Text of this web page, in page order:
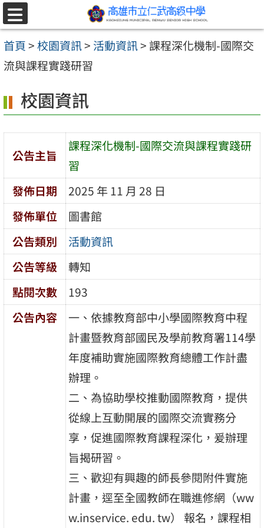
跳至主要內容區
選
單
首頁>校園資訊> 活動資訊>課程深化機制-國際交
流與課程實踐研習
校園資訊
公告主旨
課程深化機制-國際交流與課程實踐研
習
發佈日期
2025 年 11 月 28 日
發佈單位
圖書館
公告類別
活動資訊
公告等級
轉知
點閱次數
193
公告內容
一、依據教育部中小學國際教育中程
計畫暨教育部國民及學前教育署114學
年度補助實施國際教育總體工作計盡
辦理。
二、為協助學校推動國際教育，提供
從線上互動開展的國際交流實務分
享，促進國際教育課程深化，爰辦理
旨揭研習。
三、歡迎有興趣的師長參閱附件實施
計畫，逕至全國教師在職進修網（ww
w.inservice. edu. tw） 報名，課程相